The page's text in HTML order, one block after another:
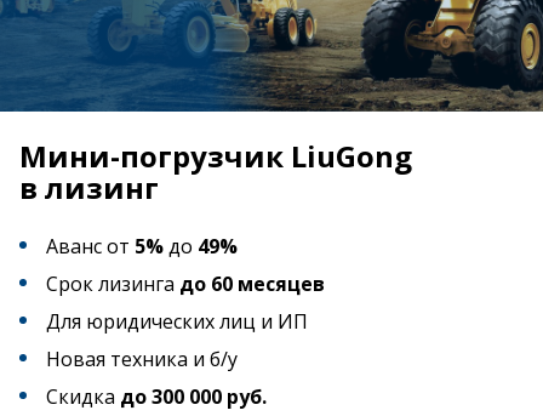
Мини-погрузчик LiuGong
в лизинг
Аванс от 5%до 49%
Срок лизинга до 60 месяцев
Для юридических лиц и ИП
Новая техника и б/у
Скидка до 300 000 руб.